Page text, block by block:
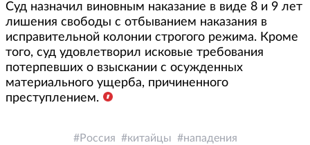
Суд назначил виновным наказание в виде 8 и 9 лет
лишения свободы с отбыванием наказания в
исправительной колонии строгого режима. Кроме
того, суд удовлетворил исковые требования
потерпевших о взыскании с осужденных
материального ущерба, причиненного
преступлением.
Россия китайцы нападения